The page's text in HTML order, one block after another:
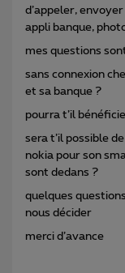
d’appeler,
appli banque,
mes questions
sans connexion
et sa banque ?
pourra t’il
sera t’il possible
nokia pour son
sont dedans ?
quelques
nous décider
merci d’avance